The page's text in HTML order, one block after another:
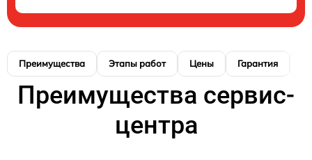
Преимущества Этапы работ Цены Гарантия
Преимущества сервис-
центра